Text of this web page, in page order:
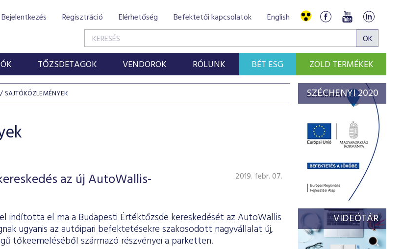
Bejelentkezés Regisztráció Elérhetőség Befektetői kapcsolatok English
TŐZSDETAGOK VENDOROK RÓLUNK BÉT ESG ZÖLD TERMÉKEK
SAJTÓKÖZLEMÉNYEK
az új AutoWallis-
2019. febr. 07.
indította el ma a Budapesti Értéktőzsde kereskedését az AutoWallis
ugyanis az autóipari befektetésekre szakosodott nagyvállalat új,
tőkeemeléséből származó részvényei a parketten.
SZÉCHENYI 2020
VIDEÓTÁR